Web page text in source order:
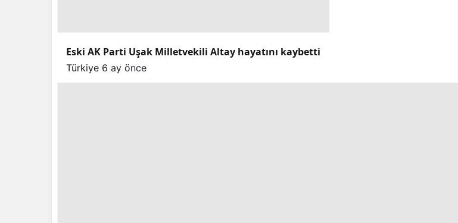
Eski AK Parti Uşak Milletvekili Altay hayatını kaybetti
Türkiye 6 ay önce